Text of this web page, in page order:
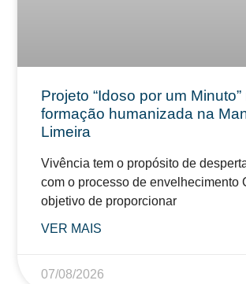
Projeto “Idoso por um Minuto”
formação humanizada na
Limeira
Vivência tem o propósito de
com o processo de envelhecimento
objetivo de proporcionar
VER MAIS
07/08/2026